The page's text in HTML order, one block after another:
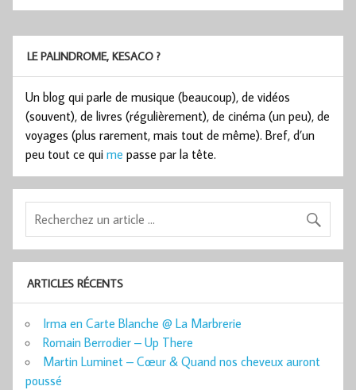
LE PALINDROME, KESACO ?
Un blog qui parle de musique (beaucoup), de vidéos
(souvent), de livres (régulièrement), de cinéma (un peu), de
voyages (plus rarement, mais tout de même). Bref, d’un
peu tout ce qui me passe par la tête.
ARTICLES RÉCENTS
Irma en Carte Blanche @ La Marbrerie
Romain Berrodier – Up There
Martin Luminet – Cœur & Quand nos cheveux auront
poussé